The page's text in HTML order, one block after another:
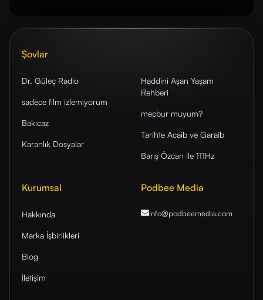
Şovlar
Dr. Güleç Radio
sadece film izlemiyorum
Bakıcaz
Karanlık Dosyalar
Haddini Aşan Yaşam
Rehberi
mecbur muyum?
Tarihte Acaib ve Garaib
Barış Özcan ile 111Hz
Kurumsal
Hakkında
Marka İşbirlikleri
Blog
İletişim
Podbee Media
info@podbeemedia.com